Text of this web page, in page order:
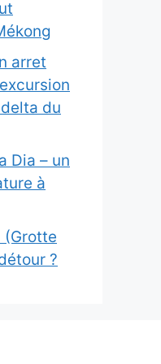
arret
du
Dia – un
à
(Grotte
?